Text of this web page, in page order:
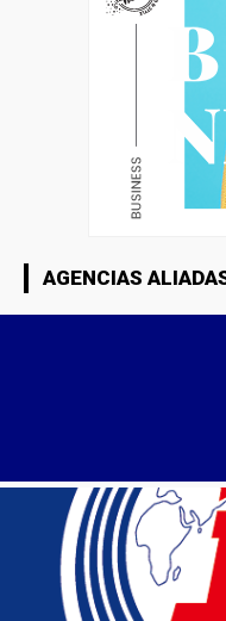
AGENCIAS